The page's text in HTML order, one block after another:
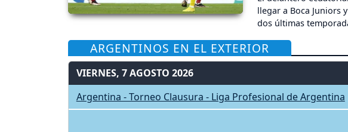
llegar a Boca Juniors
dos últimas
ARGENTINOS EN EL EXTERIOR
VIERNES, 7 AGOSTO 2026
Argentina - Torneo Clausura - Liga Profesional de Argentina